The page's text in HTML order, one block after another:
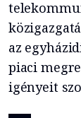
az
piaci
igényeit